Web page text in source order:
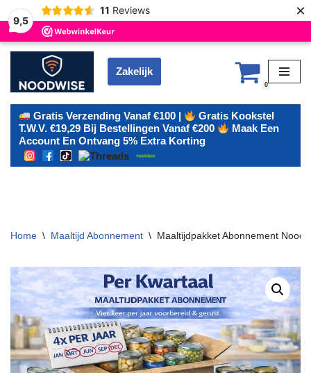
9,5
11 Reviews ×
Ga
naar
de
inhoud
Zakelijk
0
Gratis Verzending Vanaf €100 |
Gratis Kookstel
T.w.v. €19,29 Bij Bestellingen Vanaf €200
Maak Een
Account En Ontvang 5% Extra Korting
Home \ Maaltijd Abonnement \ Maaltijdpakket Abonnement